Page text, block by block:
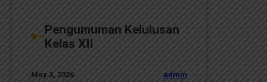
Pengumuman Kelulusan
Kelas XII
May 3, 2026 admin